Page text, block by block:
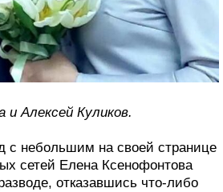
Алексей Куликов.
с небольшим на своей странице
сетей Елена Ксенофонтова
отказавшись что-либо